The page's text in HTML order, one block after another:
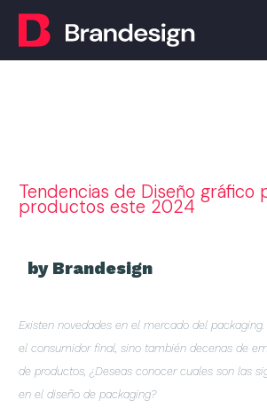
Tendencias de Diseño gráfico
productos este 2024
by Brandesign
Existen novedades en el mercado del
el consumidor final, sino también decenas de
de productos, ¿Deseas conocer cuales son las
en el diseño de packaging?